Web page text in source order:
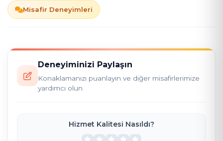
Misafir Deneyimleri
Deneyiminizi Paylaşın
Konaklamanızı puanlayın ve diğer misafirlerimize
yardımcı olun
Hizmet Kalitesi Nasıldı?